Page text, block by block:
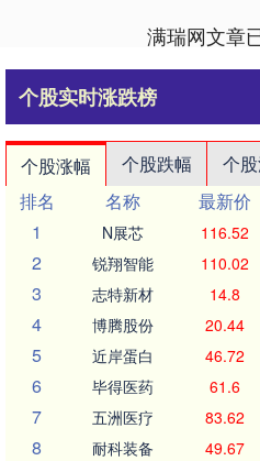
满瑞网文章
个股实时涨跌榜
个股涨幅 个股跌幅 个
排名
名称 最新价
1
N展芯 116.52
2 锐翔智能 110.02
3 志特新材 14.8
4 博腾股份 20.44
5 近岸蛋白 46.72
6 毕得医药 61.6
7 五洲医疗 83.62
8 耐科装备 49.67